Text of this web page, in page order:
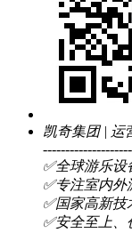
凯奇集团 | 运
✅全球游乐
✅专注室内外
✅国家高新
✅安全至上